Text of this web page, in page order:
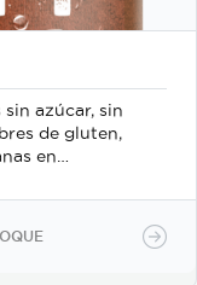
azúcar, sin
de gluten,
en